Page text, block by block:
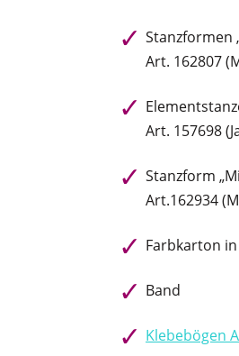
Stanzformen
Art. 162807
Art. 157698
Stanzform
Art.162934
Farbkarton
Band
Klebebögen